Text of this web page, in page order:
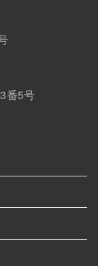
番5号